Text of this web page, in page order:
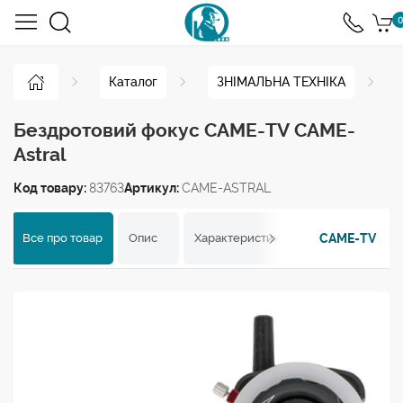
0
Каталог ЗНІМАЛЬНА ТЕХНІКА
Бездротовий фокус CAME-TV CAME-
Astral
Код товару:83763Артикул:CAME-ASTRAL
Все про товар Опис Характеристики Відгуки
CAME-TV